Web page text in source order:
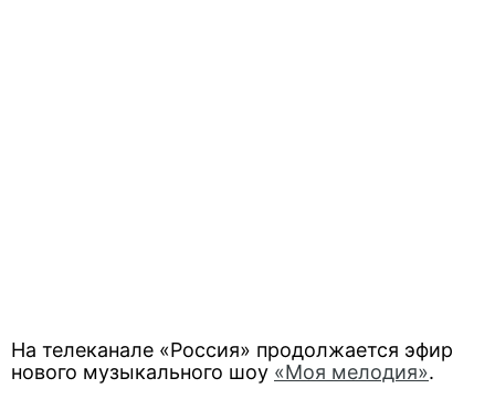
На телеканале «Россия» продолжается эфир
нового музыкального шоу «Моя мелодия».